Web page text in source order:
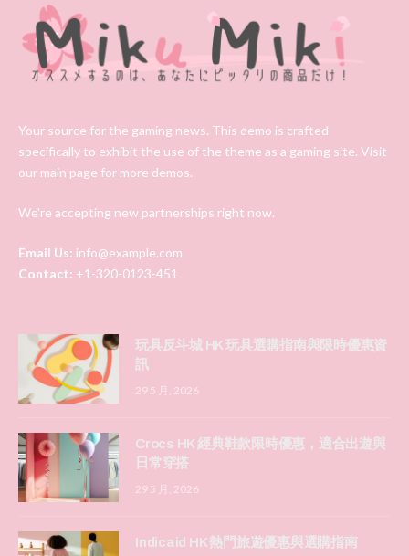
Your source for the gaming news. This demo is crafted
specifically to exhibit the use of the theme as a gaming site. Visit
our main page for more demos.
We're accepting new partnerships right now.
Email Us: info@example.com
Contact: +1-320-0123-451
玩具反斗城 HK 玩具選購指南與限時優惠資
訊
29 5 月, 2026
Crocs HK 經典鞋款限時優惠，適合出遊與
日常穿搭
29 5 月, 2026
Indicaid HK 熱門旅遊優惠與選購指南